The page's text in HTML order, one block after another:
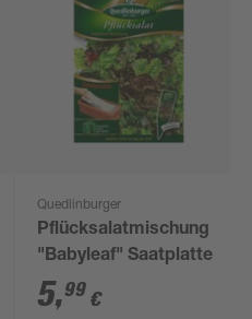
Quedlinburger
Pflücksalatmischung
"Babyleaf" Saatplatte
5,99 €